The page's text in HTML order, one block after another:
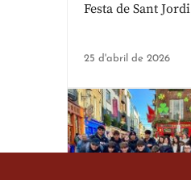
Festa de Sant Jordi
25 d'abril de 2026